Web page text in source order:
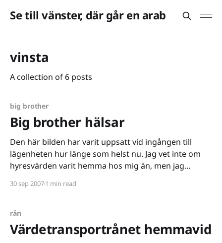
Se till vänster, där går en arab
vinsta
A collection of 6 posts
big brother
Big brother hälsar
Den här bilden har varit uppsatt vid ingången till
lägenheten hur länge som helst nu. Jag vet inte om
hyresvärden varit hemma hos mig än, men jag
[http://www.flickr.com/photos/ainudil/1463638705/]
30 sep 20071 min read
rån
Värdetransportrånet hemmavid